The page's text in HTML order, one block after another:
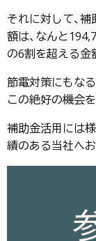
それに対して、
額は、なんと
の6割を超える金
節電対策にもな
この絶好の機会
補助金活用には
績のある当社へ